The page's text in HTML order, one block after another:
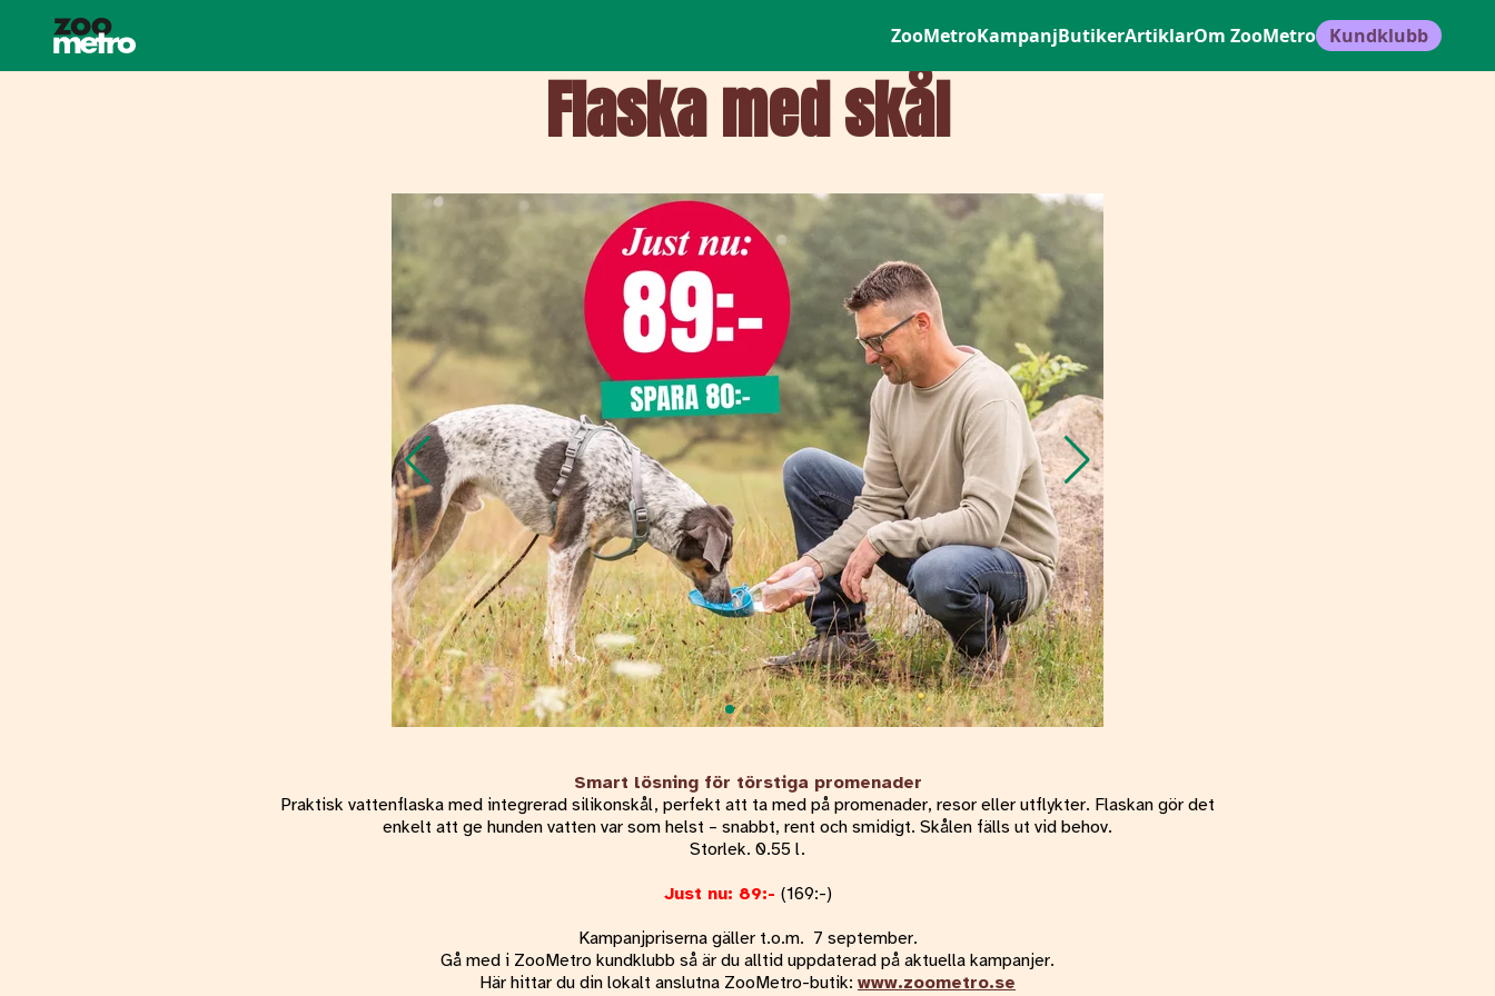
ZooMetroKampanjButikerArtiklarOm ZooMetro Kundklubb
Flaska med skål
Smart lösning för törstiga promenader
Praktisk vattenflaska med integrerad silikonskål, perfekt att ta med på promenader, resor eller utflykter. Flaskan gör det
enkelt att ge hunden vatten var som helst – snabbt, rent och smidigt. Skålen fälls ut vid behov.
Storlek. 0.55 l.
Just nu: 89:- (169:-)
Kampanjpriserna gäller t.o.m. 7 september.
Gå med i ZooMetro kundklubb så är du alltid uppdaterad på aktuella kampanjer.
Här hittar du din lokalt anslutna ZooMetro-butik: www.zoometro.se